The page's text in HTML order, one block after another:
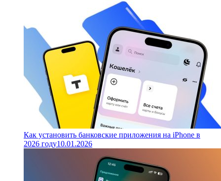
Как установить банковские приложения на iPhone в
2026 году10.01.2026